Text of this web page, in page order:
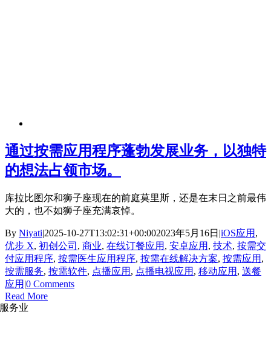
通过按需应用程序蓬勃发展业务，以独特
的想法占领市场。
库拉比图尔和狮子座现在的前庭莫里斯，还是在末日之前最伟
大的，也不如狮子座充满哀悼。
By Niyati|2025-10-27T13:02:31+00:002023年5月16日 |iOS应用 ,
优步 X, 初创公司 , 商业, 在线订餐应用 , 安卓应用 , 技术, 按需交
付应用程序, 按需医生应用程序, 按需在线解决方案, 按需应用 ,
按需服务, 按需软件, 点播应用 , 点播电视应用 , 移动应用 , 送餐
应用 |0 Comments
Read More
服务业